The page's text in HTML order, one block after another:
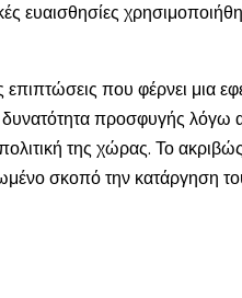
ευαισθησίες
που φέρνει μια
δυνατότητα προσφυγής
της χώρας. Το
σκοπό την κατάργηση